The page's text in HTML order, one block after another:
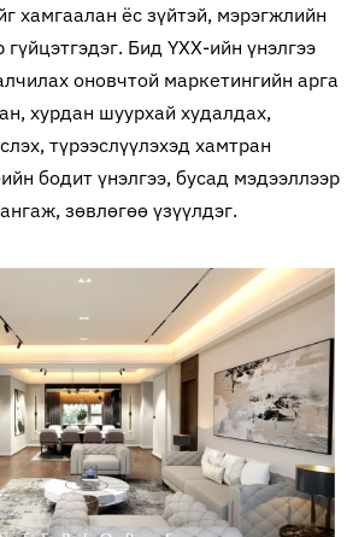
хамгаалан ёс зүйтэй, мэрэгжлийн
Бид ҮХХ-ийн үнэлгээ
оновчтой маркетингийн арга
хурдан шуурхай худалдах,
түрээслүүлэхэд хамтран
бодит үнэлгээ, бусад мэдээллээр
зөвлөгөө үзүүлдэг.